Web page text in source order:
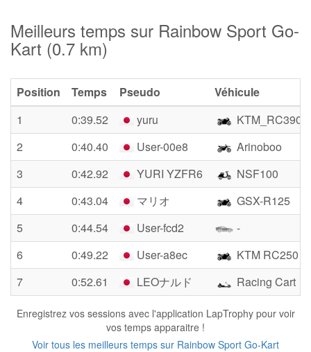
Meilleurs temps sur Rainbow Sport Go-
Kart (0.7 km)
Position Temps Pseudo
Véhicule
1
0:39.52 yuru
KTM_RC390
2
0:40.40 User-00e8
Arinoboo
3
0:42.92 YURI YZFR6
NSF100
4
0:43.04 マリオ
GSX-R125
5
0:44.54 User-fcd2
-
6
0:49.22 User-a8ec
KTM RC250
7
0:52.61 LEOナルド Racing Cart
Enregistrez vos sessions avec l'application LapTrophy pour voir
vos temps apparaitre !
Voir tous les meilleurs temps sur Rainbow Sport Go-Kart